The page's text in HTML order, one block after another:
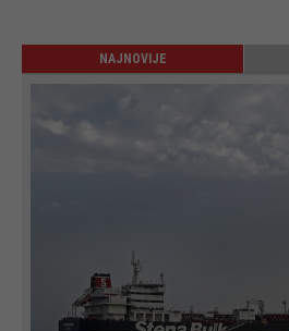
NAJNOVIJE